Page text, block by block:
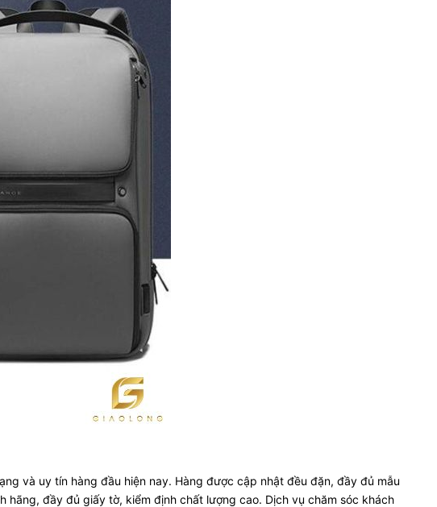
và uy tín hàng đầu hiện nay. Hàng được cập nhật đều đặn, đầy đủ mẫu
hãng, đầy đủ giấy tờ, kiểm định chất lượng cao. Dịch vụ chăm sóc khách